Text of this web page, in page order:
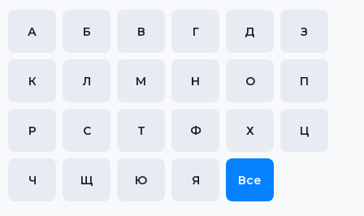
А Б В Г Д З
К Л М Н О П
Р С Т Ф Х Ц
Ч Щ Ю Я Все